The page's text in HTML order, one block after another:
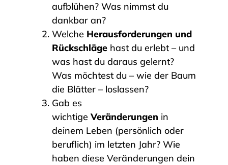
aufblühen? Was nimmst du
dankbar an?
Welche Herausforderungen und
Rückschläge hast du erlebt – und
was hast du daraus gelernt?
Was möchtest du – wie der Baum
die Blätter – loslassen?
Gab es
wichtigeVeränderungen in
deinem Leben (persönlich oder
beruflich) im letzten Jahr? Wie
haben diese Veränderungen dein